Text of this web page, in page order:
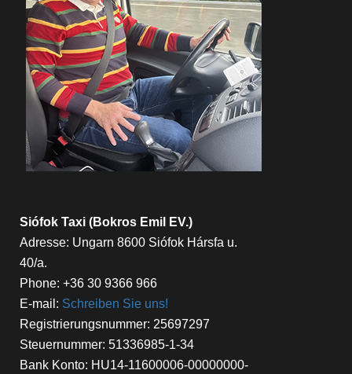
Siófok Taxi (Bokros Emil EV.)
Adresse: Ungarn 8600 Siófok Hársfa u.
40/a.
Phone: +36 30 9366 966
E-mail: Schreiben Sie uns!
Registrierungsnummer: 25697297
Steuernummer: 51336985-1-34
Bank Konto: HU14-11600006-00000000-